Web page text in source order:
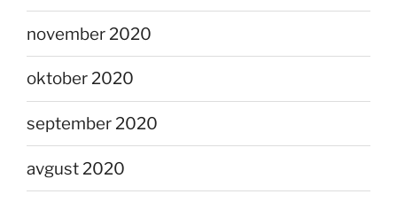
november 2020
oktober 2020
september 2020
avgust 2020